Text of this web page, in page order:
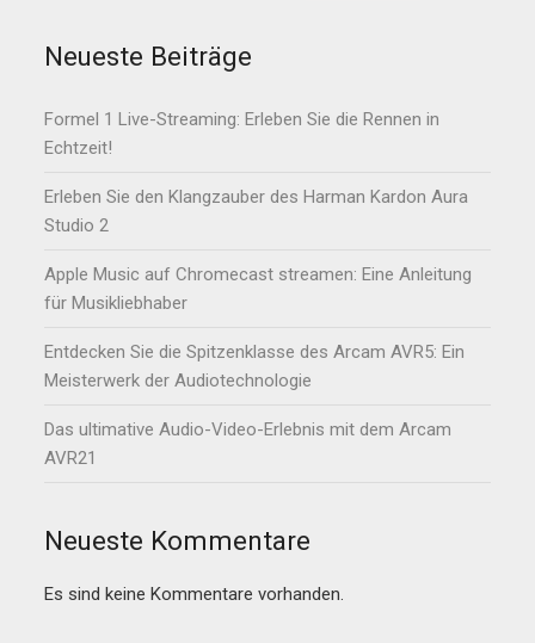
Neueste Beiträge
Formel 1 Live-Streaming: Erleben Sie die Rennen in
Echtzeit!
Erleben Sie den Klangzauber des Harman Kardon Aura
Studio 2
Apple Music auf Chromecast streamen: Eine Anleitung
für Musikliebhaber
Entdecken Sie die Spitzenklasse des Arcam AVR5: Ein
Meisterwerk der Audiotechnologie
Das ultimative Audio-Video-Erlebnis mit dem Arcam
AVR21
Neueste Kommentare
Es sind keine Kommentare vorhanden.